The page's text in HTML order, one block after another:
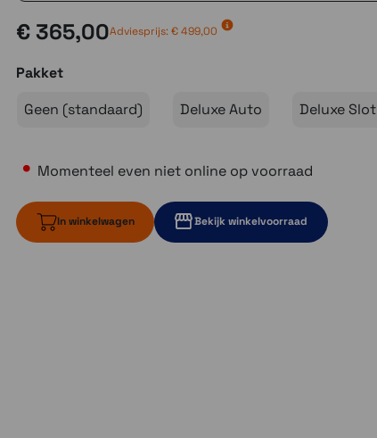
€ 365,00Adviesprijs: € 499,00
Pakket
Geen (standaard)
Deluxe Auto Deluxe Slot
Momenteel even niet online op voorraad
In winkelwagen Bekijk winkelvoorraad